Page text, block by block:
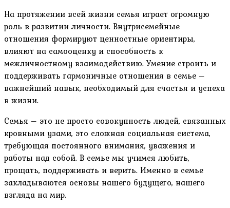
На протяжении всей жизни семья играет огромную
роль в развитии личности. Внутрисемейные
отношения формируют ценностные ориентиры,
влияют на самооценку и способность к
межличностному взаимодействию. Умение строить и
поддерживать гармоничные отношения в семье –
важнейший навык, необходимый для счастья и успеха
в жизни.
Семья – это не просто совокупность людей, связанных
кровными узами, это сложная социальная система,
требующая постоянного внимания, уважения и
работы над собой. В семье мы учимся любить,
прощать, поддерживать и верить. Именно в семье
закладываются основы нашего будущего, нашего
взгляда на мир.